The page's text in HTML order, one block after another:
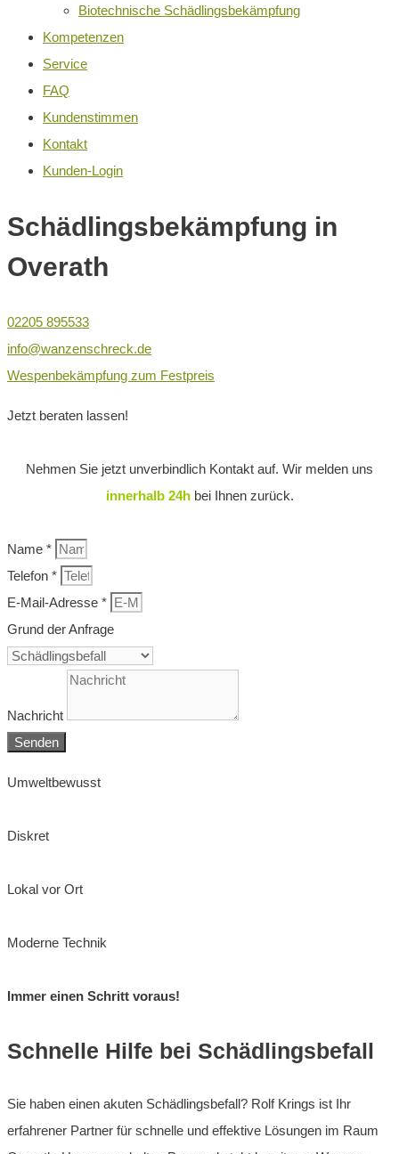
Biotechnische Schädlingsbekämpfung
Kompetenzen
Service
FAQ
Kundenstimmen
Kontakt
Kunden-Login
Schädlingsbekämpfung in
Overath ​
02205 895533
info@wanzenschreck.de
Wespenbekämpfung zum Festpreis
Jetzt beraten lassen!
Nehmen Sie jetzt unverbindlich Kontakt auf. Wir melden uns
innerhalb 24hbei Ihnen zurück.
Name *
Telefon *
E-Mail-Adresse *
Grund der Anfrage
Nachricht
Senden
Umweltbewusst
Diskret
Lokal vor Ort
Moderne Technik
Immer einen Schritt voraus!
Schnelle Hilfe bei Schädlingsbefall
Sie haben einen akuten Schädlingsbefall? Rolf Krings ist Ihr
erfahrener Partner für schnelle und effektive Lösungen im Raum